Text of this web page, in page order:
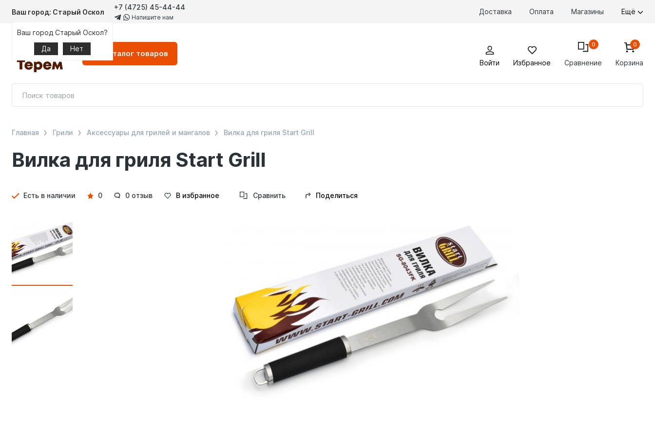
Ваш город: Старый Оскол
Ваш город Старый Оскол?
Да
Нет
+7 (4725) 45-44-44
Напишите нам
Доставка Оплата Магазины Ещё
Каталог товаров
Войти Избранное Сравнение
0
Корзина
0
Вилка для гриля Start Grill
Главная Грили Аксессуары для грилей и мангалов Вилка для гриля Start Grill
Детали
Есть в наличии 0 0 отзыв В избранное Сравнить Поделиться